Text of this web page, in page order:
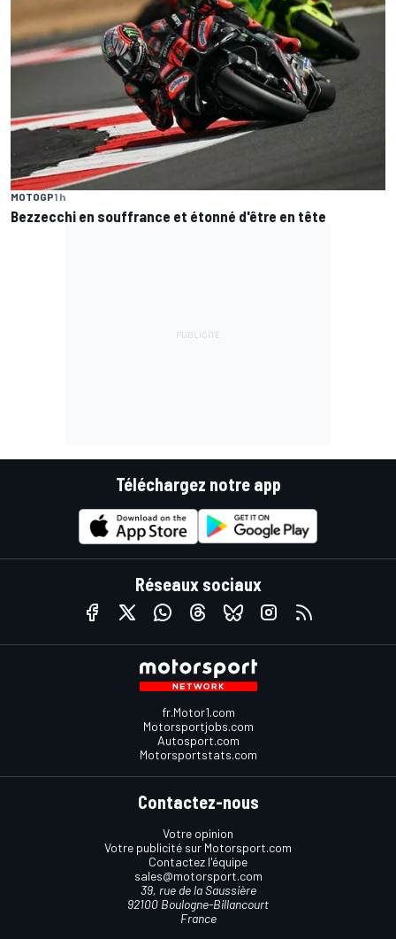
MOTOGP1 h
Bezzecchi en souffrance et étonné d'être en tête
Téléchargez notre app
Réseaux sociaux
fr.Motor1.com
Motorsportjobs.com
Autosport.com
Motorsportstats.com
Contactez-nous
Votre opinion
Votre publicité sur Motorsport.com
Contactez l'équipe
sales@motorsport.com
39, rue de la Saussière
92100 Boulogne-Billancourt
France